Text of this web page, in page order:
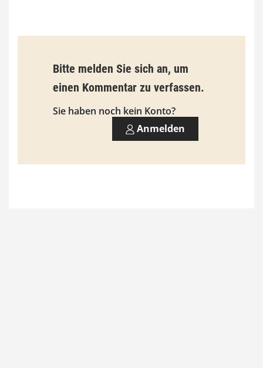
€
i
s
9
0
Bitte melden Sie sich an, um
einen Kommentar zu verfassen.
Sie haben noch kein Konto?
Anmelden